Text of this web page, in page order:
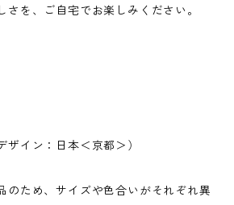
さを、ご自宅でお楽しみください。
イン：日本＜京都＞）
のため、サイズや色合いがそれぞれ異